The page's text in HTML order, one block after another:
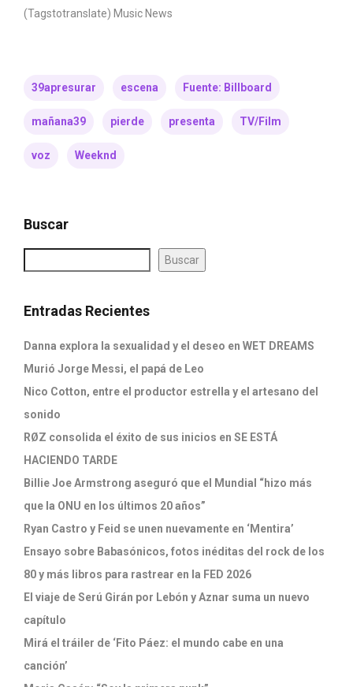
(Tagstotranslate) Music News
39apresurar escena Fuente: Billboard
mañana39 pierde presenta TV/Film
voz Weeknd
Buscar
Buscar
Entradas Recientes
Danna explora la sexualidad y el deseo en WET DREAMS
Murió Jorge Messi, el papá de Leo
Nico Cotton, entre el productor estrella y el artesano del
sonido
RØZ consolida el éxito de sus inicios en SE ESTÁ
HACIENDO TARDE
Billie Joe Armstrong aseguró que el Mundial “hizo más
que la ONU en los últimos 20 años”
Ryan Castro y Feid se unen nuevamente en ‘Mentira’
Ensayo sobre Babasónicos, fotos inéditas del rock de los
80 y más libros para rastrear en la FED 2026
El viaje de Serú Girán por Lebón y Aznar suma un nuevo
capítulo
Mirá el tráiler de ‘Fito Páez: el mundo cabe en una
canción’